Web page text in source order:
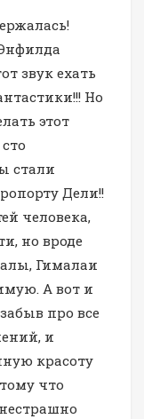
звук ехать
Но
этот
стали
Дели!!
человека,
но вроде
Гималаи
А вот и
про все
и
красоту
что